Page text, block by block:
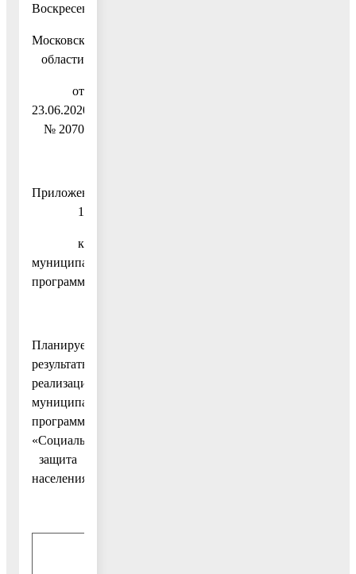
Воскресенск
Московской
области
от
23.06.2020
№ 2070
Приложение
1
к
муниципальной
программе
Планируемые
результаты
реализации
муниципальной
программы
«Социальная
защита
населения»